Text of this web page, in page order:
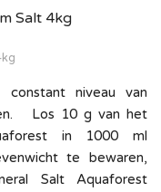
niveau van
Los 10 g van het
in 1000 ml
te bewaren,
Salt Aquaforest